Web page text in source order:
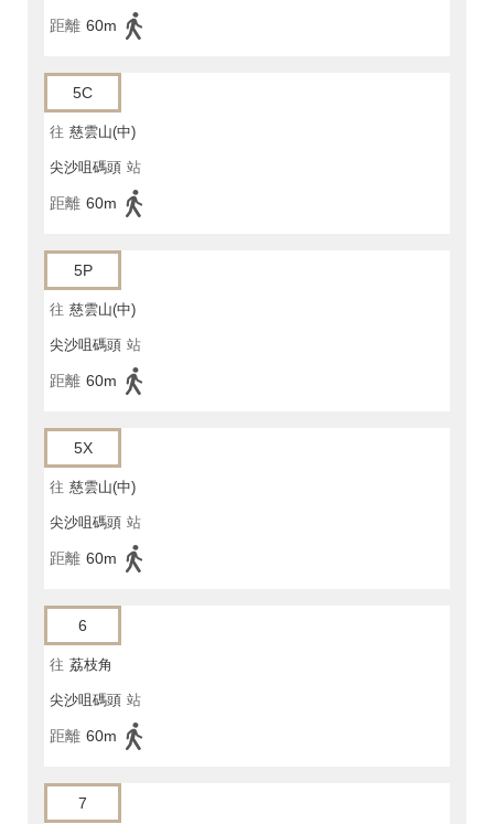
距離 60m
5C
往 慈雲山(中)
尖沙咀碼頭 站
距離 60m
5P
往 慈雲山(中)
尖沙咀碼頭 站
距離 60m
5X
往 慈雲山(中)
尖沙咀碼頭 站
距離 60m
6
往 荔枝角
尖沙咀碼頭 站
距離 60m
7